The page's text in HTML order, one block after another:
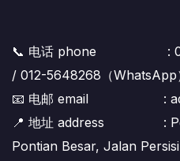
📞 电话 phone : 07-
/ 012-5648268（WhatsApp
📧 电邮 email :
📍 地址 address :
Pontian Besar, Jalan